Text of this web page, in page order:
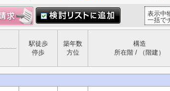
表示中
一括で
駅徒歩
停歩
築年数
方位
構造
所在階 / （階建）